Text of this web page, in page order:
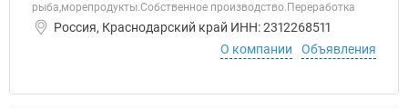
рыба,морепродукты.Собственное производство.Переработка
Россия, Краснодарский край ИНН: 2312268511
О компании
Объявления